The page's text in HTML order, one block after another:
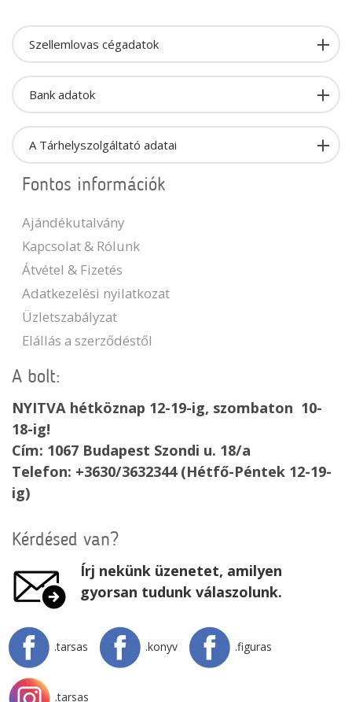
Szellemlovas cégadatok
Bank adatok
A Tárhelyszolgáltató adatai
Fontos információk
Ajándékutalvány
Kapcsolat & Rólunk
Átvétel & Fizetés
Adatkezelési nyilatkozat
Üzletszabályzat
Elállás a szerződéstől
A bolt:
NYITVA hétköznap 12-19-ig, szombaton 10-
18-ig!
Cím: 1067 Budapest Szondi u. 18/a
Telefon: +3630/3632344 (Hétfő-Péntek 12-19-
ig)
Kérdésed van?
Írj nekünk üzenetet, amilyen
gyorsan tudunk válaszolunk.
.tarsas .konyv .figuras
.tarsas